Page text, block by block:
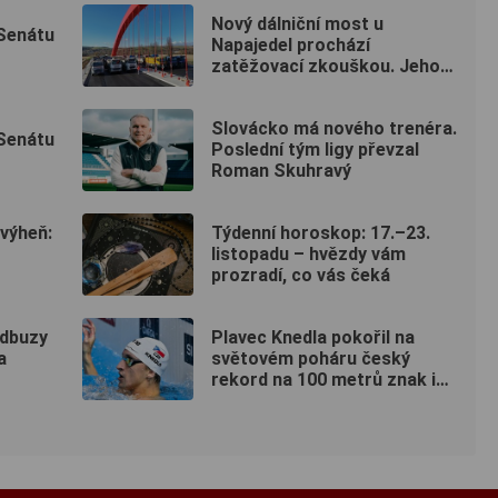
Nový dálniční most u
Napajedel prochází
zatěžovací zkouškou. Jeho
Slovácko má nového trenéra.
Poslední tým ligy převzal
Roman Skuhravý
Týdenní horoskop: 17.–23.
listopadu – hvězdy vám
prozradí, co vás čeká
Plavec Knedla pokořil na
světovém poháru český
rekord na 100 metrů znak i